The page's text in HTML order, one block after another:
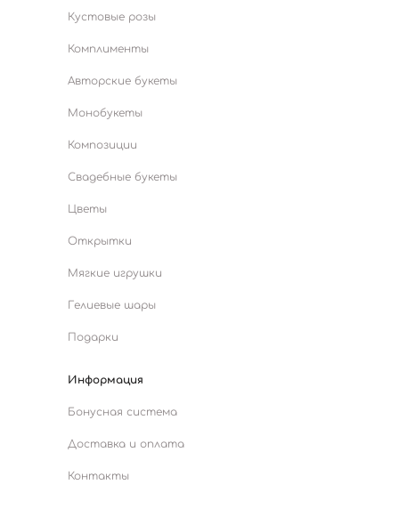
Кустовые розы
Комплименты
Авторские букеты
Монобукеты
Композиции
Свадебные букеты
Цветы
Открытки
Мягкие игрушки
Гелиевые шары
Подарки
Информация
Бонусная система
Доставка и оплата
Контакты